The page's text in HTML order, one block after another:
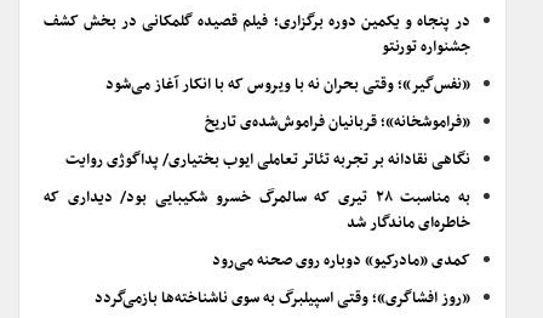
در پنجاه و یکمین دوره برگزاری؛ فیلم قصیده گلمکانی در بخش کشف
جشنواره تورنتو
«نفس‌گیر»؛ وقتی بحران نه با ویروس که با انکار آغاز می‌شود
«فراموشخانه»؛ قربانیان فراموش‌شده‌ی تاریخ
نگاهی نقادانه بر تجربه تئاتر تعاملی ایوب بختیاری/ پداگوژی روایت
به مناسبت ۲۸ تیری که سالمرگ خسرو شکیبایی بود/ دیداری که
خاطره‌ای ماندگار شد
کمدی «مادرکیو» دوباره روی صحنه می‌رود
«روز افشاگری»؛ وقتی اسپیلبرگ به سوی ناشناخته‌ها بازمی‌گردد